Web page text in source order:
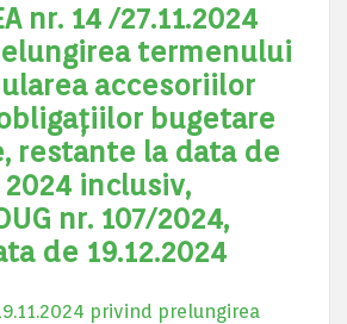
nr. 14 /27.11.2024
termenului
accesoriilor
bugetare
restante la data de
inclusiv,
nr. 107/2024,
de 19.12.2024
privind prelungirea